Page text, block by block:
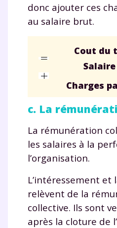
donc ajouter ces
au salaire brut.
Cout du
Charges
c. La
La rémunération
les salaires à la
l’organisation.
L’intéressement
relèvent de la
collective. Ils sont
après la cloture de